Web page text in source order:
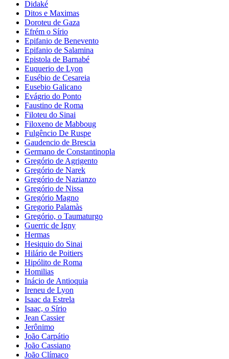
Didaké
Ditos e Maximas
Doroteu de Gaza
Efrém o Sírio
Epifanio de Benevento
Epifanio de Salamina
Epistola de Barnabé
Euquerio de Lyon
Eusébio de Cesareia
Eusebio Galicano
Evágrio do Ponto
Faustino de Roma
Filoteu do Sinai
Filoxeno de Mabboug
Fulgêncio De Ruspe
Gaudencio de Brescia
Germano de Constantinopla
Gregório de Agrigento
Gregório de Narek
Gregório de Nazianzo
Gregório de Nissa
Gregório Magno
Gregorio Palamàs
Gregório, o Taumaturgo
Guerric de Igny
Hermas
Hesiquio do Sinai
Hilário de Poitiers
Hipólito de Roma
Homilias
Inácio de Antioquia
Ireneu de Lyon
Isaac da Estrela
Isaac, o Sírio
Jean Cassier
Jerônimo
João Carpátio
João Cassiano
João Clímaco